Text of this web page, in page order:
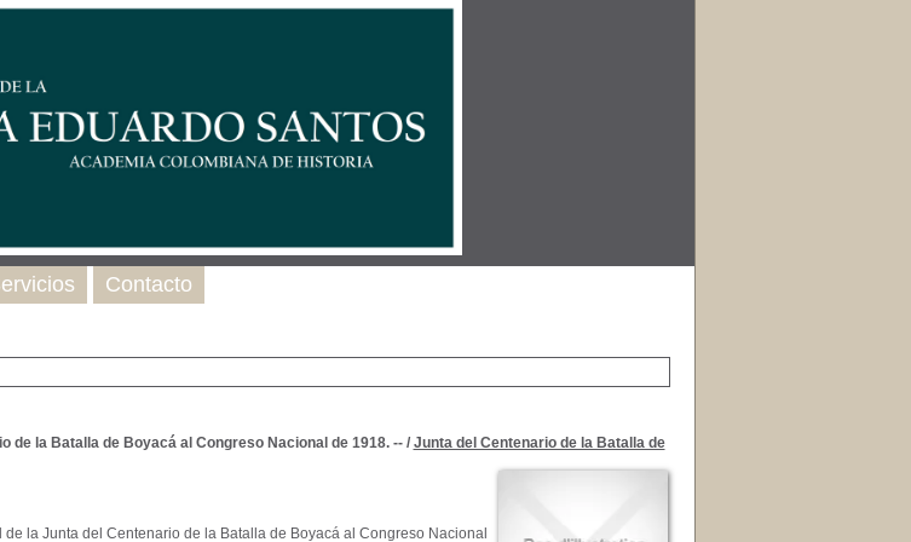
de la Batalla de Boyacá al Congreso Nacional de 1918. --/ Junta del Centenario de la Batalla de
de la Junta del Centenario de la Batalla de Boyacá al Congreso Nacional
Contacto